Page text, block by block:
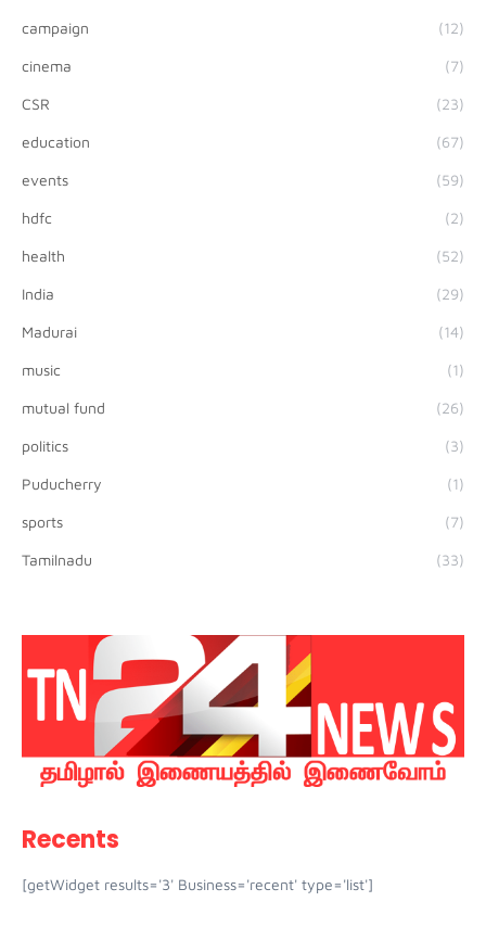
campaign (12)
cinema (7)
CSR (23)
education (67)
events (59)
hdfc (2)
health (52)
India (29)
Madurai (14)
music (1)
mutual fund (26)
politics (3)
Puducherry (1)
sports (7)
Tamilnadu (33)
Recents
[getWidget results='3' Business='recent' type='list']